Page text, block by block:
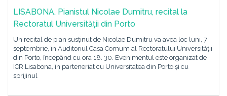
LISABONA. Pianistul Nicolae Dumitru, recital la
Rectoratul Universității din Porto
Un recital de pian susținut de Nicolae Dumitru va avea loc luni, 7
septembrie, în Auditoriul Casa Comum al Rectoratului Universității
din Porto, începând cu ora 18. 30. Evenimentul este organizat de
ICR Lisabona, în parteneriat cu Universitatea din Porto și cu
sprijinul